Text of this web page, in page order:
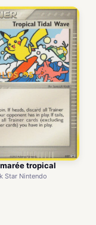
tropical
Star Nintendo